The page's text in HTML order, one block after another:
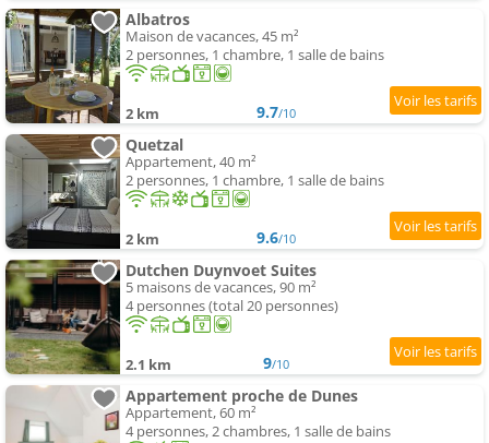
Albatros
Maison de vacances, 45 m²
2 personnes, 1 chambre, 1 salle de bains
2 km 9.7/10
Quetzal
Appartement, 40 m²
2 personnes, 1 chambre, 1 salle de bains
2 km 9.6/10
Dutchen Duynvoet Suites
5 maisons de vacances, 90 m²
4 personnes (total 20 personnes)
2.1 km 9/10
Appartement proche de Dunes
Appartement, 60 m²
4 personnes, 2 chambres, 1 salle de bains